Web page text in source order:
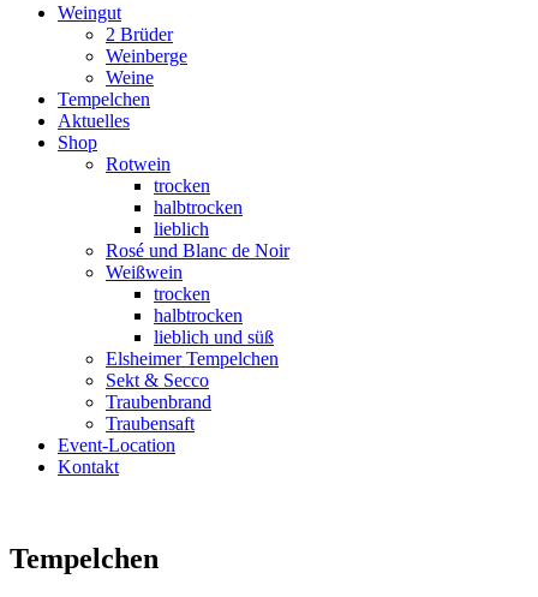
Weingut
2 Brüder
Weinberge
Weine
Tempelchen
Aktuelles
Shop
Rotwein
trocken
halbtrocken
lieblich
Rosé und Blanc de Noir
Weißwein
trocken
halbtrocken
lieblich und süß
Elsheimer Tempelchen
Sekt & Secco
Traubenbrand
Traubensaft
Event-Location
Kontakt
Tempelchen